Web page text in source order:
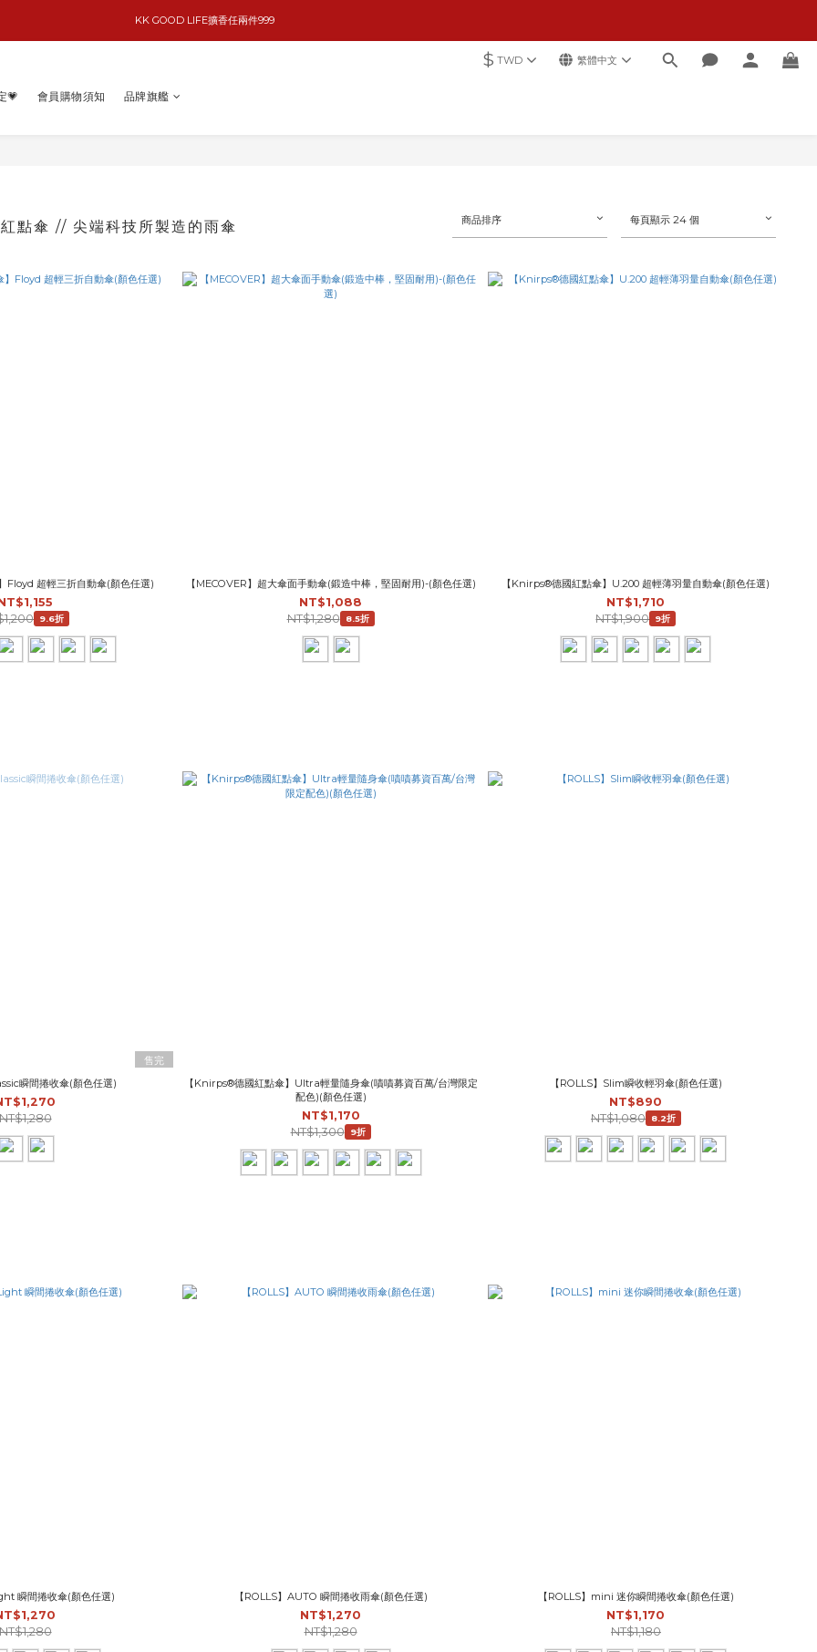
basiik1件9折/2件88折
KK GOOD LIFE擴香任兩件999
$ TWD 繁體中文
💗 會員購物須知 品牌旗艦
點傘 // 尖端科技所製造的雨傘 商品排序 每頁顯示 24 個
Floyd 超輕三折自動傘(顏色任選)
9.6折
【MECOVER】超大傘面手動傘(鍛造中棒，堅固耐用)-(顏色任選)
NT$1,088
NT$1,280
8.5折
【Knirps®德國紅點傘】U.200 超輕薄羽量自動傘(顏色任選)
NT$1,710
NT$1,900 9折
售完
瞬間捲收傘(顏色任選)
【Knirps®德國紅點傘】Ultra輕量隨身傘(嘖嘖募資百萬/台灣限定
配色)(顏色任選)
NT$1,170
NT$1,300
9折
【ROLLS】Slim瞬收輕羽傘(顏色任選)
NT$890
NT$1,080
8.2折
瞬間捲收傘(顏色任選) 【ROLLS】AUTO 瞬間捲收雨傘(顏色任選)
NT$1,270
NT$1,280
【ROLLS】mini 迷你瞬間捲收傘(顏色任選)
NT$1,170
NT$1,180